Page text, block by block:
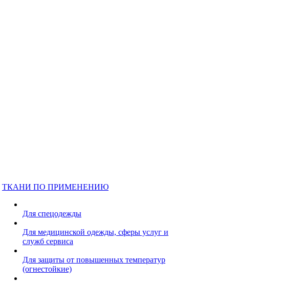
ТКАНИ ПО ПРИМЕНЕНИЮ
Для спецодежды
Для медицинской одежды, сферы услуг и
служб сервиса
Для защиты от повышенных температур
(огнестойкие)